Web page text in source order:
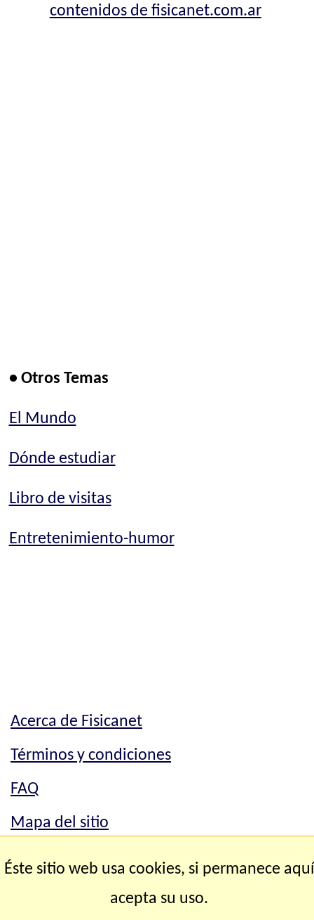
contenidos de fisicanet.com.ar
• Otros Temas
El Mundo
Dónde estudiar
Libro de visitas
Entretenimiento-humor
Acerca de Fisicanet
Términos y condiciones
FAQ
Mapa del sitio
Mapa del sitio
Éste sitio web usa cookies, si permanece aquí
acepta su uso.